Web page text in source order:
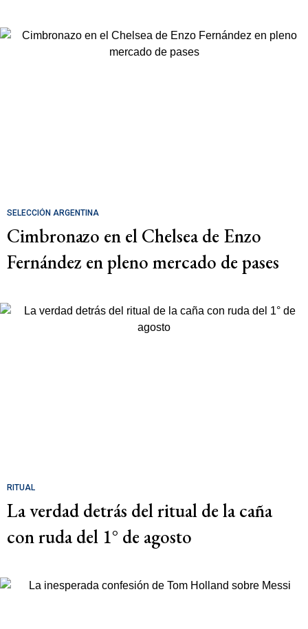
SELECCIÓN ARGENTINA
Cimbronazo en el Chelsea de Enzo
Fernández en pleno mercado de pases
RITUAL
La verdad detrás del ritual de la caña
con ruda del 1° de agosto